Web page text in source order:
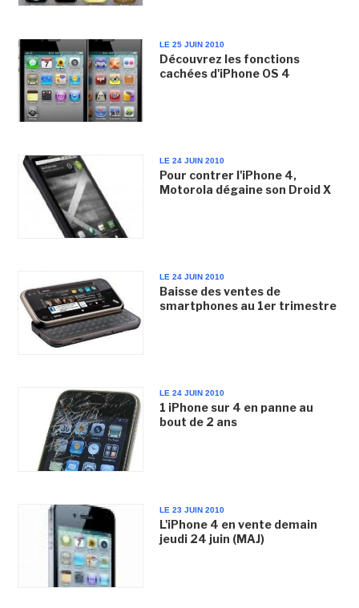
LE 25 JUIN 2010
Découvrez les fonctions
cachées d'iPhone OS 4
LE 24 JUIN 2010
Pour contrer l'iPhone 4,
Motorola dégaine son Droid X
LE 24 JUIN 2010
Baisse des ventes de
smartphones au 1er trimestre
LE 24 JUIN 2010
1 iPhone sur 4 en panne au
bout de 2 ans
LE 23 JUIN 2010
L'iPhone 4 en vente demain
jeudi 24 juin (MAJ)